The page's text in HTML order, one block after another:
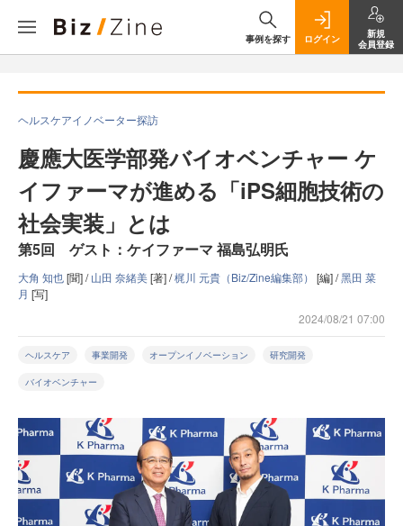
事例を探す ログイン
新規
会員登録
ヘルスケアイノベーター探訪
慶應大医学部発バイオベンチャー ケ
イファーマが進める「iPS細胞技術の
社会実装」とは
第5回 ゲスト：ケイファーマ 福島弘明氏
大角 知也[聞] /山田 奈緒美[著] /梶川 元貴（Biz/Zine編集部） [編] /黑田 菜
月 [写]
2024/08/21 07:00
ヘルスケア 事業開発 オープンイノベーション 研究開発
バイオベンチャー